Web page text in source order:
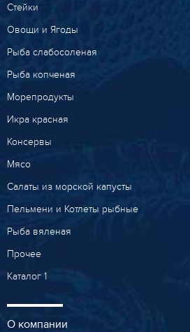
Стейки
Овощи и Ягоды
Рыба слабосоленая
Рыба копченая
Морепродукты
Икра красная
Консервы
Мясо
Салаты из морской капусты
Пельмени и Котлеты рыбные
Рыба вяленая
Прочее
Каталог 1
О компании